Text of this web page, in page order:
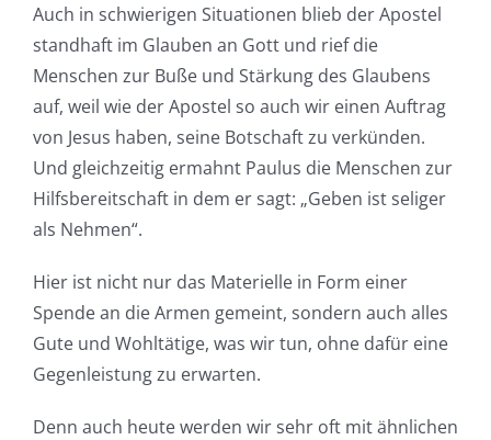
Auch in schwierigen Situationen blieb der Apostel
standhaft im Glauben an Gott und rief die
Menschen zur Buße und Stärkung des Glaubens
auf, weil wie der Apostel so auch wir einen Auftrag
von Jesus haben, seine Botschaft zu verkünden.
Und gleichzeitig ermahnt Paulus die Menschen zur
Hilfsbereitschaft in dem er sagt: „Geben ist seliger
als Nehmen“.
Hier ist nicht nur das Materielle in Form einer
Spende an die Armen gemeint, sondern auch alles
Gute und Wohltätige, was wir tun, ohne dafür eine
Gegenleistung zu erwarten.
Denn auch heute werden wir sehr oft mit ähnlichen